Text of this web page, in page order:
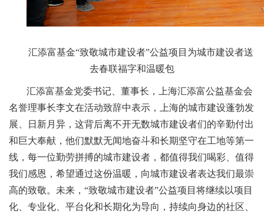
汇添富基金“致敬城市建设者”公益项目为城市建设者送
去春联福字和温暖包
汇添富基金党委书记、董事长，上海汇添富公益基金会
名誉理事长李文在活动致辞中表示，上海的城市建设蓬勃发
展、日新月异，这背后离不开无数城市建设者们的辛勤付出
和巨大奉献，他们默默无闻地奋斗和长期坚守在工地等第一
线，每一位勤劳拼搏的城市建设者，都值得我们喝彩、值得
我们感恩，希望通过这份温暖，向城市建设者表达我们最崇
高的致敬。未来，“致敬城市建设者”公益项目将继续以项目
化、专业化、平台化和长期化为导向，持续向身边的社区、